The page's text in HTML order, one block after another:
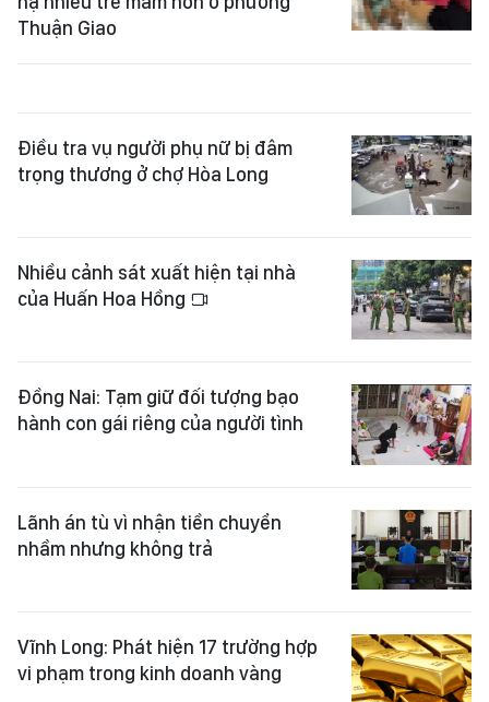
Thuận Giao
Điều tra vụ người phụ nữ bị đâm
trọng thương ở chợ Hòa Long
Nhiều cảnh sát xuất hiện tại nhà
của Huấn Hoa Hồng
Đồng Nai: Tạm giữ đối tượng bạo
hành con gái riêng của người tình
Lãnh án tù vì nhận tiền chuyển
nhầm nhưng không trả
Vĩnh Long: Phát hiện 17 trường hợp
vi phạm trong kinh doanh vàng